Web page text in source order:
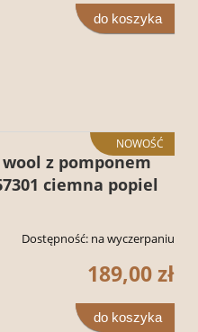
do koszyka
wool z pomponem
ciemna popiel
Dostępność: na wyczerpaniu
189,00 zł
do koszyka
NOWOŚĆ